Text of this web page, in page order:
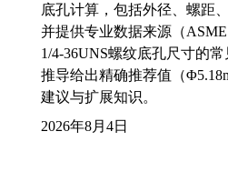
底孔计算，包括外径、螺距
并提供专业数据来源（
1/4-36UNS螺纹底孔尺寸的
推导给出精确推荐值（
建议与扩展知识。
2026年8月4日